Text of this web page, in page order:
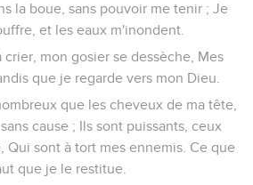
la boue, sans pouvoir me tenir ; Je
et les eaux m'inondent.
crier, mon gosier se dessèche, Mes
que je regarde vers mon Dieu.
que les cheveux de ma tête,
cause ; Ils sont puissants, ceux
Qui sont à tort mes ennemis. Ce que
que je le restitue.